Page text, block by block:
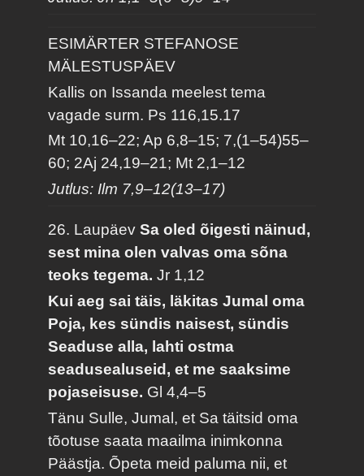
ESIMÄRTER STEFANOSE
MÄLESTUSPÄEV
Kallis on Issanda meelest tema
vagade surm. Ps 116,15.17
Mt 10,16–22; Ap 6,8–15; 7,(1–54)55–
60; 2Aj 24,19–21; Mt 2,1–12
Jutlus: Ilm 7,9–12(13–17)
26. LaupäevSa oled õigesti näinud,
sest mina olen valvas oma sõna
teoks tegema.Jr 1,12
Kui aeg sai täis, läkitas Jumal oma
Poja, kes sündis naisest, sündis
Seaduse alla, lahti ostma
seadusealuseid, et me saaksime
pojaseisuse. Gl 4,4–5
Tänu Sulle, Jumal, et Sa täitsid oma
tõotuse saata maailma inimkonna
Päästja. Õpeta meid paluma nii, et